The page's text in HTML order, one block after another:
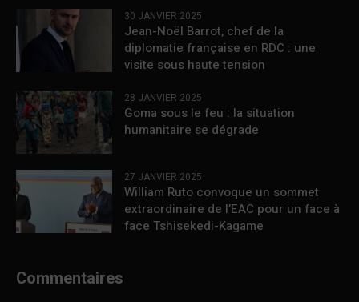
30 JANVIER 2025
Jean-Noël Barrot, chef de la
diplomatie française en RDC : une
visite sous haute tension
28 JANVIER 2025
Goma sous le feu : la situation
humanitaire se dégrade
27 JANVIER 2025
William Ruto convoque un sommet
extraordinaire de l’EAC pour un face à
face Tshisekedi-Kagame
Commentaires